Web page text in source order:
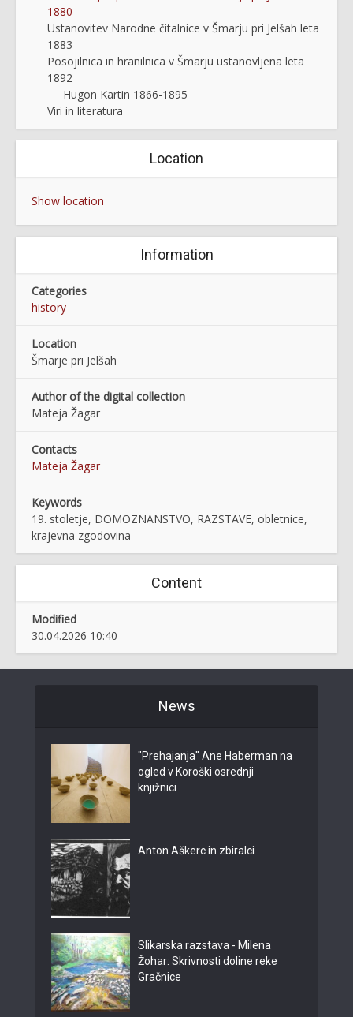
1880
Ustanovitev Narodne čitalnice v Šmarju pri Jelšah leta
1883
Posojilnica in hranilnica v Šmarju ustanovljena leta
1892
Hugon Kartin 1866-1895
Viri in literatura
Location
Show location
Information
Categories
history
Location
Šmarje pri Jelšah
Author of the digital collection
Mateja Žagar
Contacts
Mateja Žagar
Keywords
19. stoletje, DOMOZNANSTVO, RAZSTAVE, obletnice,
krajevna zgodovina
Content
Modified
30.04.2026 10:40
News
"Prehajanja" Ane Haberman na
ogled v Koroški osrednji
knjižnici
Anton Aškerc in zbiralci
Slikarska razstava - Milena
Žohar: Skrivnosti doline reke
Gračnice